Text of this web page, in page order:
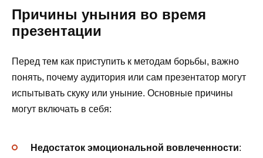
Причины уныния во время
презентации
Перед тем как приступить к методам борьбы, важно
понять, почему аудитория или сам презентатор могут
испытывать скуку или уныние. Основные причины
могут включать в себя:
Недостаток эмоциональной вовлеченности: